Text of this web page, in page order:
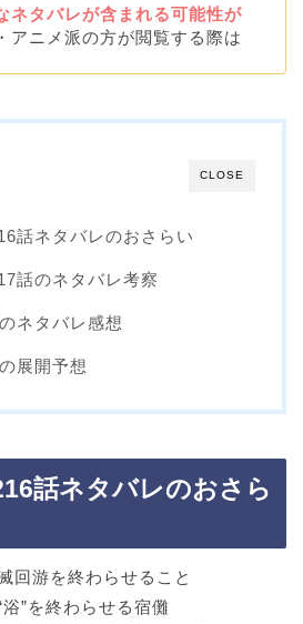
ネタバレが含まれる可能性が
アニメ派の方が閲覧する際は
CLOSE
話ネタバレのおさらい
話のネタバレ考察
ネタバレ感想
展開予想
話ネタバレのおさら
回游を終わらせること
”を終わらせる宿儺